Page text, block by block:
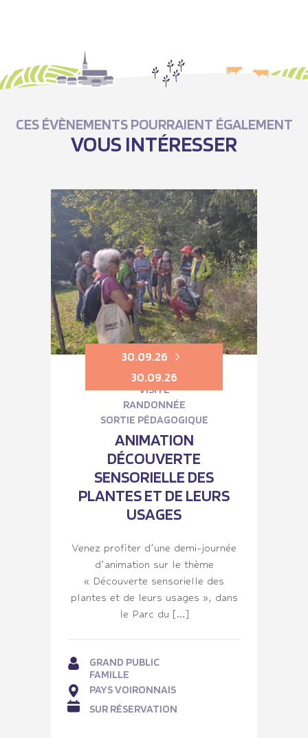
CES ÉVÈNEMENTS POURRAIENT ÉGALEMENT
VOUS INTÉRESSER
30.09.26
30.09.26
VISITE
RANDONNÉE
SORTIE PÉDAGOGIQUE
ANIMATION
DÉCOUVERTE
SENSORIELLE DES
PLANTES ET DE LEURS
USAGES
Venez profiter d’une demi-journée
d’animation sur le thème
« Découverte sensorielle des
plantes et de leurs usages », dans
le Parc du […]
GRAND PUBLIC
FAMILLE
PAYS VOIRONNAIS
SUR RÉSERVATION